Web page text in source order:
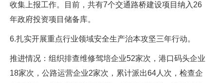
收集上报工作。目前，共有7个交通路桥建设项目纳入26
年政府投资项目储备库。
6.扎实开展重点行业领域安全生产治本攻坚三年行动。
推进情况：组织排查维修驾培企业52家次，港口码头企业
18家次，公路运营企业2家次，累计派出64人次，检查企